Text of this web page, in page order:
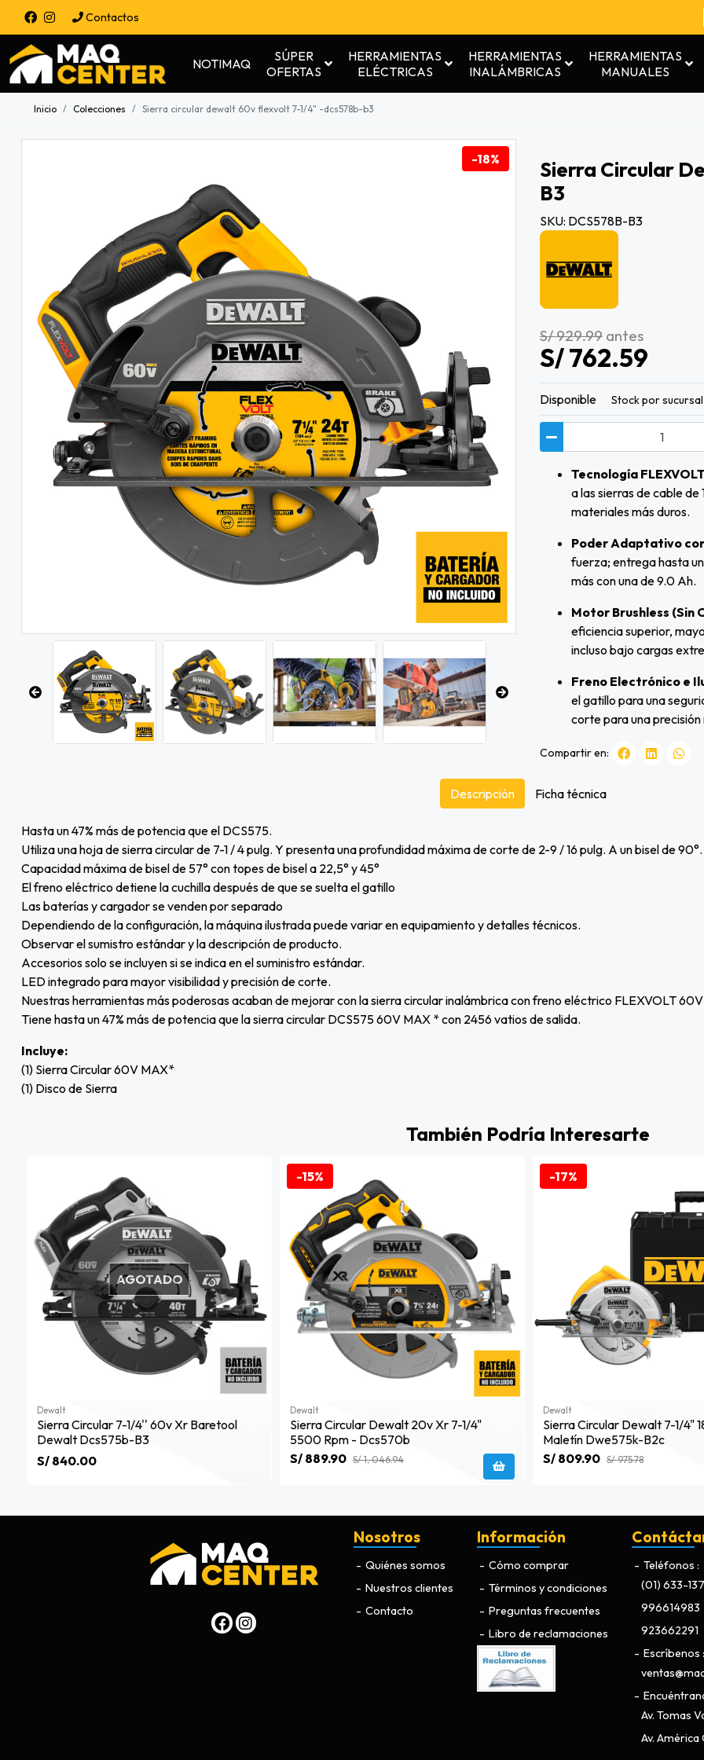
Contactos
NOTIMAQ
SÚPER
OFERTAS
HERRAMIENTAS
ELÉCTRICAS
HERRAMIENTAS
INALÁMBRICAS
HERRAMIENTAS
MANUALES
Inicio Colecciones Sierra circular dewalt 60v flexvolt 7-1/4" -dcs578b-b3
-18%
Sierra Circular
B3
SKU: DCS578B-B3
S/ 929.99 antes
S/ 762.59
Disponible Stock por sucursal
Tecnología
a las sierras de cable
materiales más duros.
Poder Adaptativo
fuerza; entrega hasta
más con una de 9.0 Ah.
Motor Brushless (Sin
eficiencia superior,
incluso bajo cargas
Freno Electrónico e
el gatillo para una
corte para una
Compartir en:
Hasta un 47% más de potencia que el DCS575.
Utiliza una hoja de sierra circular de 7-1 / 4 pulg. Y presenta una profundidad máxima de corte de 2-9 / 16 pulg. A un bisel de 90°.
Capacidad máxima de bisel de 57° con topes de bisel a 22,5° y 45°
El freno eléctrico detiene la cuchilla después de que se suelta el gatillo
Las baterías y cargador se venden por separado
Dependiendo de la configuración, la máquina ilustrada puede variar en equipamiento y detalles técnicos.
Observar el sumistro estándar y la descripción de producto.
Accesorios solo se incluyen si se indica en el suministro estándar.
LED integrado para mayor visibilidad y precisión de corte.
Nuestras herramientas más poderosas acaban de mejorar con la sierra circular inalámbrica con freno eléctrico FLEXVOLT
Tiene hasta un 47% más de potencia que la sierra circular DCS575 60V MAX * con 2456 vatios de salida.
Incluye:
(1) Sierra Circular 60V MAX*
(1) Disco de Sierra
Descripción Ficha técnica
También Podría Interesarte
AGOTADO
Dewalt
Sierra Circular 7-1/4'' 60v Xr Baretool
Dewalt Dcs575b-B3
S/ 840.00
-15%
Dewalt
Sierra Circular Dewalt 20v Xr 7-1/4"
5500 Rpm - Dcs570b
S/ 889.90 S/ 1, 046.94
-17%
Dewalt
Sierra Circular Dewalt 7-1/4"
Maletín Dwe575k-B2c
S/ 809.90 S/ 975.78
Nosotros
Quiénes somos
Nuestros clientes
Contacto
Información
Cómo comprar
Términos y condiciones
Preguntas frecuentes
Libro de reclamaciones
Teléfonos
(01) 633-
996614983
923662291
Escríbenos
Av. Tomas
Av. América